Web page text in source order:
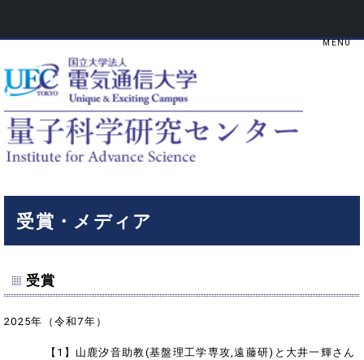
受賞・メディア
受賞
2025年（令和7年）
【1】山鹿汐音助教(基盤理工学専攻,遠藤研)と大井一輝さん